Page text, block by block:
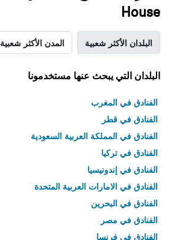
House
البلدان الأكثر شعبية المدن الأكثر شعبية
البلدان التي يبحث عنها مستخدمونا
الفنادق في المغرب
الفنادق في قطر
الفنادق في المملكة العربية السعودية
الفنادق في تركيا
الفنادق في إندونيسيا
الفنادق في الامارات العربية المتحدة
الفنادق في البحرين
الفنادق في مصر
الفنادق في فرنسا